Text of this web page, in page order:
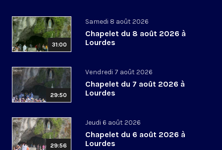
31:00
Samedi 8 août 2026
Chapelet du 8 août 2026 à
Lourdes
29:50
Vendredi 7 août 2026
Chapelet du 7 août 2026 à
Lourdes
29:56
Jeudi 6 août 2026
Chapelet du 6 août 2026 à
Lourdes